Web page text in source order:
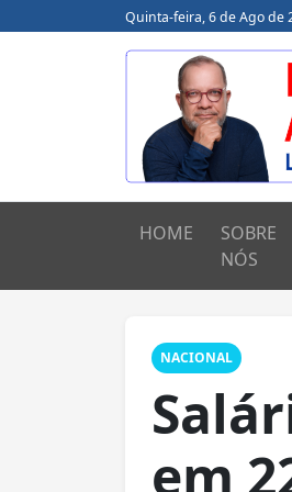
Quinta-feira, 6 de Ago de
HOME
SOBRE
NÓS
NACIONAL
em